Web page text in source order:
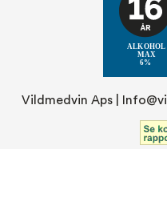
Vildmedvin Aps |